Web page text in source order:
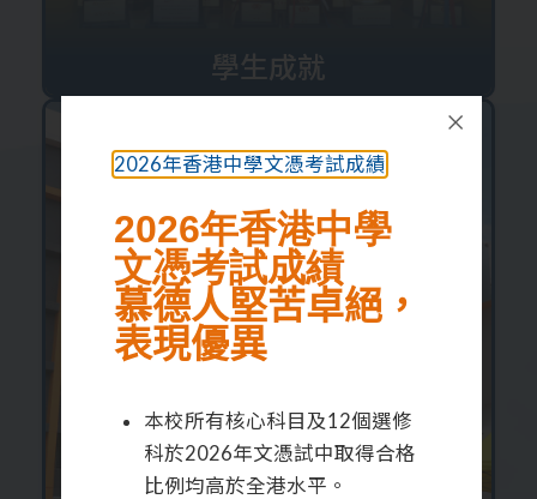
學生成就
2026年香港中學文憑考試成績
2026年香港中學
文憑考試成績
慕德人堅苦卓絕，
表現優異
本校所有核心科目及12個選修
科於2026年文憑試中取得合格
比例均高於全港水平。